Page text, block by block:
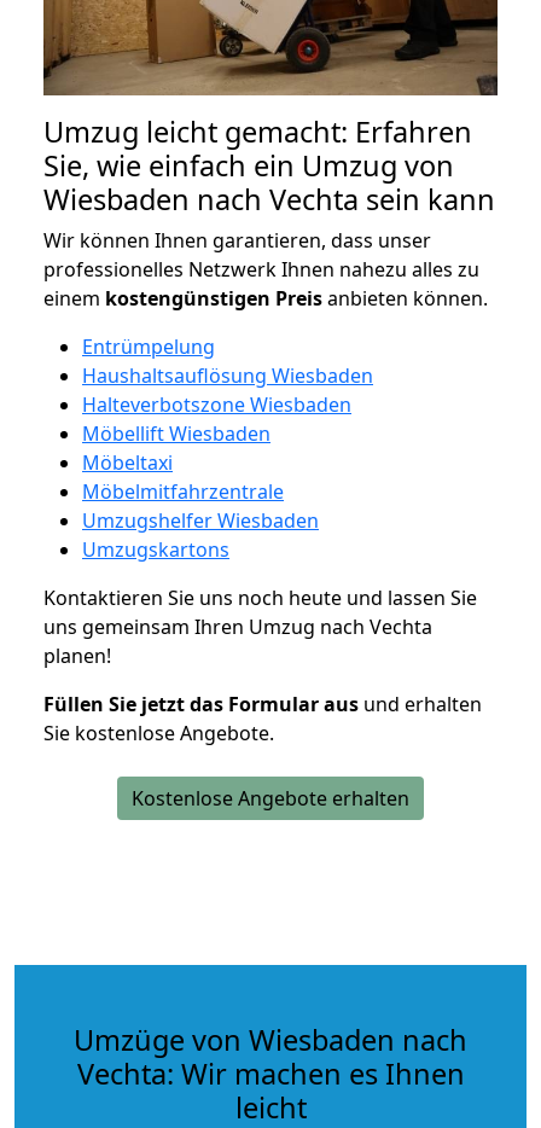
Umzug leicht gemacht: Erfahren
Sie, wie einfach ein Umzug von
Wiesbaden nach Vechta sein kann
Wir können Ihnen garantieren, dass unser
professionelles Netzwerk Ihnen nahezu alles zu
einem kostengünstigen Preisanbieten können.
Entrümpelung
Haushaltsauflösung Wiesbaden
Halteverbotszone Wiesbaden
Möbellift Wiesbaden
Möbeltaxi
Möbelmitfahrzentrale
Umzugshelfer Wiesbaden
Umzugskartons
Kontaktieren Sie uns noch heute und lassen Sie
uns gemeinsam Ihren Umzug nach Vechta
planen!
Füllen Sie jetzt das Formular aus und erhalten
Sie kostenlose Angebote.
Kostenlose Angebote erhalten
Umzüge von Wiesbaden nach
Vechta: Wir machen es Ihnen
leicht